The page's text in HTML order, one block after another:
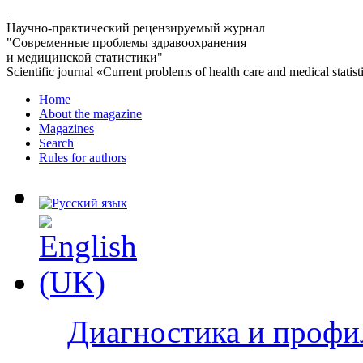
Научно-практический рецензируемый журнал
"Современные проблемы здравоохранения
и медицинской статистики"
Scientific journal «Current problems of health care and medical
Home
About the magazine
Magazines
Search
Rules for authors
Диагностика и